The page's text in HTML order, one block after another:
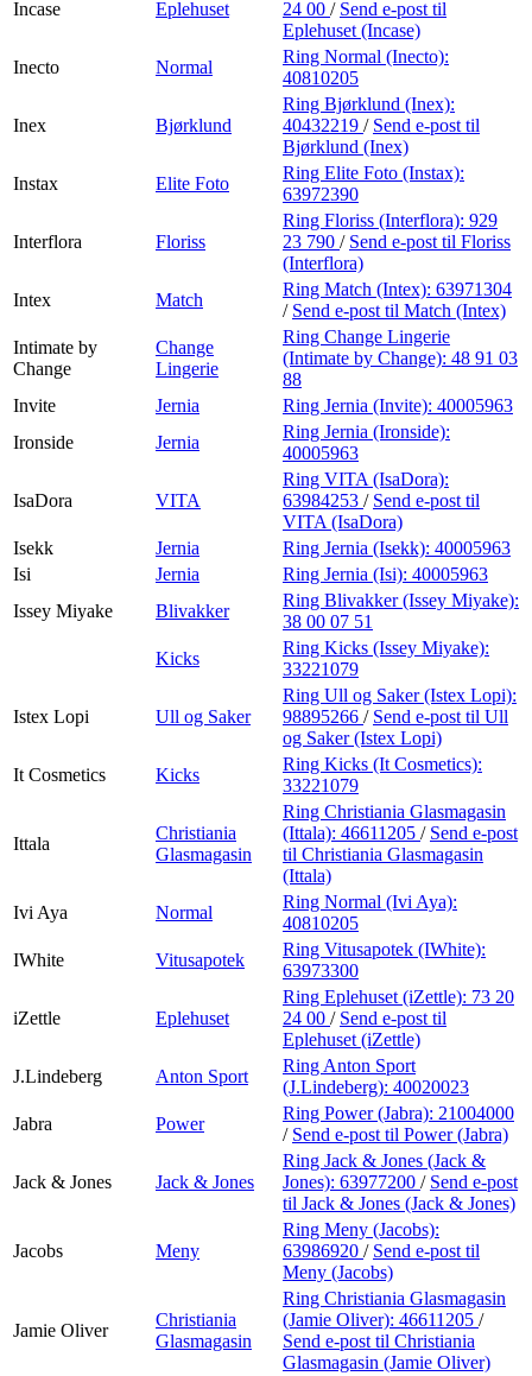
Incase Eplehuset 24 00 / Send e-post til
Eplehuset (Incase)
Inecto
Normal
Ring Normal (Inecto):
40810205
Inex Bjørklund
Ring Bjørklund (Inex):
40432219 / Send e-post til
Bjørklund (Inex)
Instax
Elite Foto
Ring Elite Foto (Instax):
63972390
Interflora Floriss
Ring Floriss (Interflora): 929
23 790 / Send e-post til Floriss
(Interflora)
Intex
Match
Ring Match (Intex): 63971304
/ Send e-post til Match (Intex)
Intimate by
Change
Change
Lingerie
Ring Change Lingerie
(Intimate by Change): 48 91 03
88
Invite
Jernia Ring Jernia (Invite): 40005963
Ironside
Jernia
Ring Jernia (Ironside):
40005963
IsaDora VITA
Ring VITA (IsaDora):
63984253 / Send e-post til
VITA (IsaDora)
Isekk
Jernia Ring Jernia (Isekk): 40005963
Isi
Jernia Ring Jernia (Isi): 40005963
Issey Miyake
Blivakker
Ring Blivakker (Issey Miyake):
38 00 07 51
Kicks
Ring Kicks (Issey Miyake):
33221079
Istex Lopi Ull og Saker
Ring Ull og Saker (Istex Lopi):
98895266 / Send e-post til Ull
og Saker (Istex Lopi)
It Cosmetics
Kicks
Ring Kicks (It Cosmetics):
33221079
Ittala
Christiania
Glasmagasin
Ring Christiania Glasmagasin
(Ittala): 46611205 / Send e-post
til Christiania Glasmagasin
(Ittala)
Ivi Aya
Normal
Ring Normal (Ivi Aya):
40810205
IWhite
Vitusapotek
Ring Vitusapotek (IWhite):
63973300
iZettle Eplehuset
Ring Eplehuset (iZettle): 73 20
24 00 / Send e-post til
Eplehuset (iZettle)
J.Lindeberg
Anton Sport
Ring Anton Sport
(J.Lindeberg): 40020023
Jabra
Power
Ring Power (Jabra): 21004000
/ Send e-post til Power (Jabra)
Jack & Jones Jack & Jones
Ring Jack & Jones (Jack &
Jones): 63977200 / Send e-post
til Jack & Jones (Jack & Jones)
Jacobs Meny
Ring Meny (Jacobs):
63986920 / Send e-post til
Meny (Jacobs)
Jamie Oliver
Christiania
Glasmagasin
Ring Christiania Glasmagasin
(Jamie Oliver): 46611205 /
Send e-post til Christiania
Glasmagasin (Jamie Oliver)